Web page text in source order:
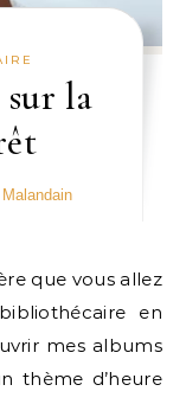
sur la
en
mes albums
thème d’heure